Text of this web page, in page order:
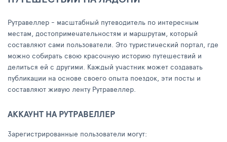
Рутравеллер - масштабный путеводитель по интересным
местам, достопримечательностям и маршрутам, который
составляют сами пользователи. Это туристический портал, где
можно собирать свою красочную историю путешествий и
делиться ей с другими. Каждый участник может создавать
публикации на основе своего опыта поездок, эти посты и
составляют живую ленту Рутравеллер.
АККАУНТ НА РУТРАВЕЛЛЕР
Зарегистрированные пользователи могут: